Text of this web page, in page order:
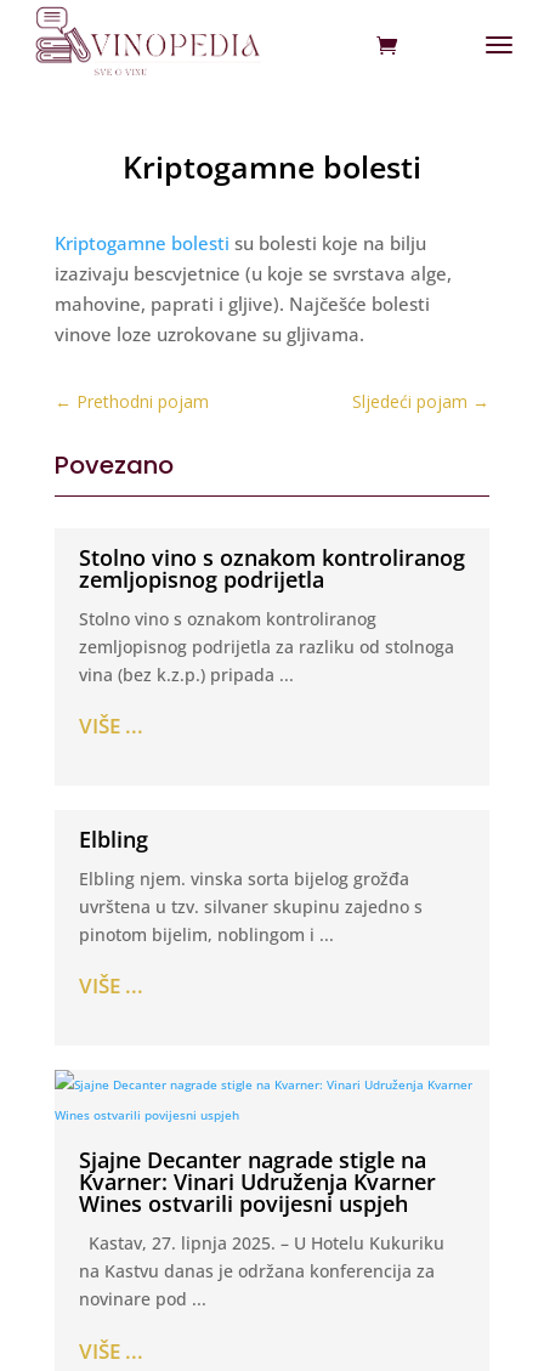
Kriptogamne bolesti
Kriptogamne bolesti su bolesti koje na bilju
izazivaju bescvjetnice (u koje se svrstava alge,
mahovine, paprati i gljive). Najčešće bolesti
vinove loze uzrokovane su gljivama.
← Prethodni pojam Sljedeći pojam →
Povezano
Stolno vino s oznakom kontroliranog
zemljopisnog podrijetla
Stolno vino s oznakom kontroliranog
zemljopisnog podrijetla za razliku od stolnoga
vina (bez k.z.p.) pripada ...
VIŠE ...
Elbling
Elbling njem. vinska sorta bijelog grožđa
uvrštena u tzv. silvaner skupinu zajedno s
pinotom bijelim, noblingom i ...
VIŠE ...
Sjajne Decanter nagrade stigle na
Kvarner: Vinari Udruženja Kvarner
Wines ostvarili povijesni uspjeh
Kastav, 27. lipnja 2025. – U Hotelu Kukuriku
na Kastvu danas je održana konferencija za
novinare pod ...
VIŠE ...